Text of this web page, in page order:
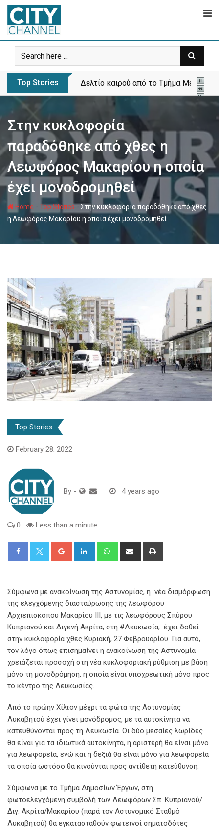
Skip
content
Top Stories Δελτίο καιρού από το Τμήμα
Στην κυκλοφορία
παραδόθηκε από χθες η
Λεωφόρος Μακαρίου η οποία
έχει μονοδρομηθεί
Home -Top Stories-Στην κυκλοφορία παραδόθηκε από χθες
η Λεωφόρος Μακαρίου η οποία έχει μονοδρομηθεί
Top Stories
February 28, 2022
By - 4 years ago
0 Less than a minute
Google+ LinkedIn WhatsappShare
Σύμφωνα με ανακοίνωση της Αστυνομίας, η νέα διαμόρφωση
της ελεγχόμενης διασταύρωσης της λεωφόρου
Αρχιεπισκόπου Μακαρίου ΙΙΙ, με τις λεωφόρους Σπύρου
Κυπριανού και Διγενή Ακρίτα, στη #Λευκωσία, έχει δοθεί
στην κυκλοφορία χθες Κυριακή, 27 Φεβρουαρίου. Για αυτό,
τον λόγο όπως επισημαίνει η ανακοίνωση της Αστυνομία
χρειάζεται προσοχή στη νέα κυκλοφοριακή ρύθμιση με βάση
μόνο τη μονοδρόμηση, η οποία είναι υποχρεωτική μόνο προς
το κέντρο της Λευκωσίας.
Από το πρώην Χίλτον μέχρι τα φώτα της Αστυνομίας
Λυκαβητού έχει γίνει μονόδρομος, με τα αυτοκίνητα να
κατευθύνονται προς τη Λευκωσία. Οι δύο μεσαίες λωρίδες
θα είναι για τα ιδιωτικά αυτοκίνητα, η αριστερή θα είναι μόνο
για λεωφορεία, ενώ και η δεξιά θα είναι μόνο για λεωφορεία
τα οποία ωστόσο θα κινούνται προς αντίθετη κατεύθυνση.
Σύμφωνα με το Τμήμα Δημοσίων Έργων, στη
φωτοελεγχόμενη συμβολή των Λεωφόρων Σπ. Κυπριανού/
Διγ. Ακρίτα/Μακαρίου (παρά τον Αστυνομικό Σταθμό
Λυκαβητού) θα εγκατασταθούν φωτεινοί σηματοδότες